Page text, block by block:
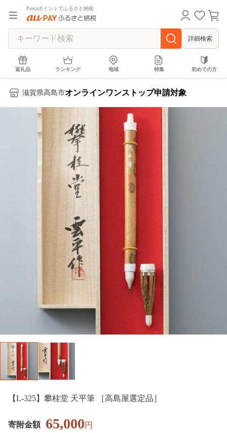
Pontaポイントでふるさと納税
詳細検索
返礼品 ランキング 地域 特集 初めての方
滋賀県高島市オンラインワンストップ申請対象
【L-325】攀桂堂 天平筆 ［高島屋選定品］
寄附金額 65,000円